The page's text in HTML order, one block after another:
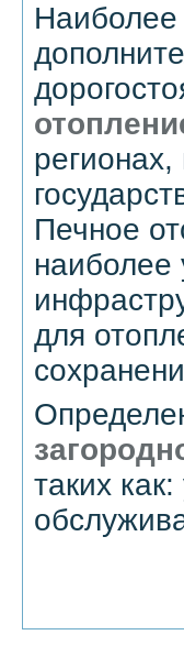
регионах,
Печное
наиболее
для
таких